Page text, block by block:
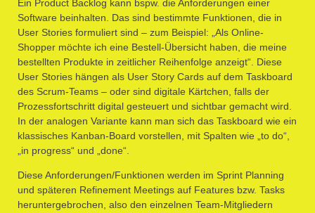
Ein Product Backlog kann bspw. die Anforderungen einer
Software beinhalten. Das sind bestimmte Funktionen, die in
User Stories formuliert sind – zum Beispiel: „Als Online-
Shopper möchte ich eine Bestell-Übersicht haben, die meine
bestellten Produkte in zeitlicher Reihenfolge anzeigt“. Diese
User Stories hängen als User Story Cards auf dem Taskboard
des Scrum-Teams – oder sind digitale Kärtchen, falls der
Prozessfortschritt digital gesteuert und sichtbar gemacht wird.
In der analogen Variante kann man sich das Taskboard wie ein
klassisches Kanban-Board vorstellen, mit Spalten wie „to do“,
„in progress“ und „done“.
Diese Anforderungen/Funktionen werden im Sprint Planning
und späteren Refinement Meetings auf Features bzw. Tasks
heruntergebrochen, also den einzelnen Team-Mitgliedern